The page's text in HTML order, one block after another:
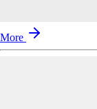
More